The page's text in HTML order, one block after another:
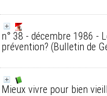
n° 38 - décembre 1986 -
prévention? (Bulletin de
Mieux vivre pour bien